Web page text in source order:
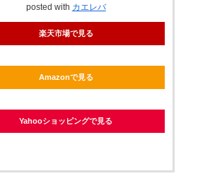
posted with カエレバ
楽天市場で見る
Amazonで見る
Yahooショッピングで見る